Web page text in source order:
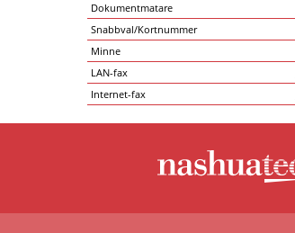
Dokumentmatare
Snabbval/Kortnummer
Minne
LAN-fax
Internet-fax